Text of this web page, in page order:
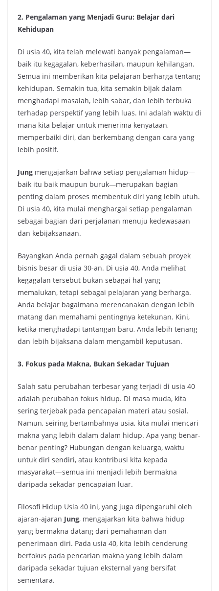
2. Pengalaman yang Menjadi Guru: Belajar dari
Kehidupan
Di usia 40, kita telah melewati banyak pengalaman—
baik itu kegagalan, keberhasilan, maupun kehilangan.
Semua ini memberikan kita pelajaran berharga tentang
kehidupan. Semakin tua, kita semakin bijak dalam
menghadapi masalah, lebih sabar, dan lebih terbuka
terhadap perspektif yang lebih luas. Ini adalah waktu di
mana kita belajar untuk menerima kenyataan,
memperbaiki diri, dan berkembang dengan cara yang
lebih positif.
Jung mengajarkan bahwa setiap pengalaman hidup—
baik itu baik maupun buruk—merupakan bagian
penting dalam proses membentuk diri yang lebih utuh.
Di usia 40, kita mulai menghargai setiap pengalaman
sebagai bagian dari perjalanan menuju kedewasaan
dan kebijaksanaan.
Bayangkan Anda pernah gagal dalam sebuah proyek
bisnis besar di usia 30-an. Di usia 40, Anda melihat
kegagalan tersebut bukan sebagai hal yang
memalukan, tetapi sebagai pelajaran yang berharga.
Anda belajar bagaimana merencanakan dengan lebih
matang dan memahami pentingnya ketekunan. Kini,
ketika menghadapi tantangan baru, Anda lebih tenang
dan lebih bijaksana dalam mengambil keputusan.
3. Fokus pada Makna, Bukan Sekadar Tujuan
Salah satu perubahan terbesar yang terjadi di usia 40
adalah perubahan fokus hidup. Di masa muda, kita
sering terjebak pada pencapaian materi atau sosial.
Namun, seiring bertambahnya usia, kita mulai mencari
makna yang lebih dalam dalam hidup. Apa yang benar-
benar penting? Hubungan dengan keluarga, waktu
untuk diri sendiri, atau kontribusi kita kepada
masyarakat—semua ini menjadi lebih bermakna
daripada sekadar pencapaian luar.
Filosofi Hidup Usia 40 ini, yang juga dipengaruhi oleh
ajaran-ajaran Jung, mengajarkan kita bahwa hidup
yang bermakna datang dari pemahaman dan
penerimaan diri. Pada usia 40, kita lebih cenderung
berfokus pada pencarian makna yang lebih dalam
daripada sekadar tujuan eksternal yang bersifat
sementara.